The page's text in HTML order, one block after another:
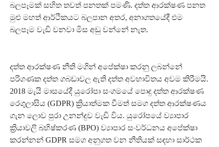
බලපෑමක් සහිත තවත් පනතක් පමණි. දත්ත ආරක්ෂණ පනත
මුළු මහත් ආර්ථිකයට බලපාන අතර, අනාගතයේදී එම
බලපෑම වැඩි වනවා මිස අඩු වන්නේ නැත.
දත්ත ආරක්ෂණ නීති මගින් අපේක්ෂා කරනු ලබන්නේ
පරිගණක දත්ත ගබඩාවල ඇති දත්ත අවභාවිතය අවම කිරීමයි.
2018 මැයි මාසයේදී යුරෝපා සංගමයේ පොදු දත්ත ආරක්ෂණ
රෙගුලාසිය (GDPR) ක්‍රියාත්මක වීමත් සමග දත්ත ආරක්ෂණය
ගැන ලොව පුරා උනන්දුව වැඩි විය. යුරෝපයේ ව්‍යාපාර
ක්‍රියාවලි බහිෂ්කරණ (BPO) ව්‍යාපාර සංවර්ධනය අපේක්ෂා
කරන්නන් GDPR සමග අනුගත වන නීතියක් සඳහා සාර්ථක